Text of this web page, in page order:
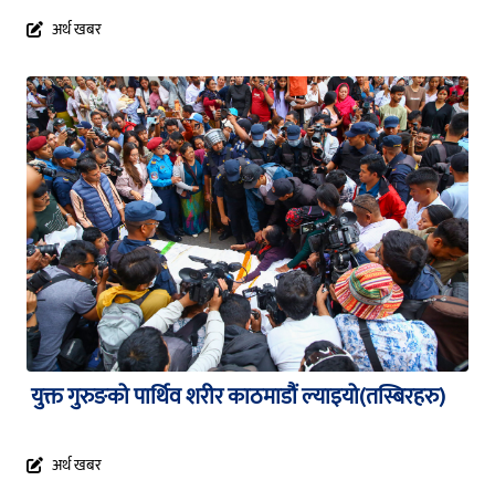
अर्थ खबर
युक्त गुरुङको पार्थिव शरीर काठमाडौं ल्याइयो(तस्बिरहरु)
अर्थ खबर